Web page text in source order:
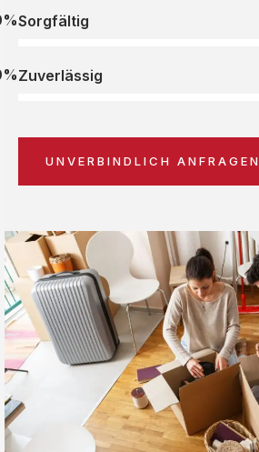
Sorgfältig
Zuverlässig
UNVERBINDLICH ANFRAGEN